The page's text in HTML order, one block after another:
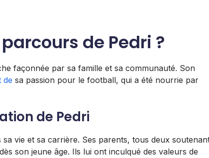
de Pedri ?
façonnée par sa famille et sa communauté. Son
de sa passion pour le football, qui a été nourrie par
de Pedri
vie et sa carrière. Ses parents, tous deux
son jeune âge. Ils lui ont inculqué des valeurs de